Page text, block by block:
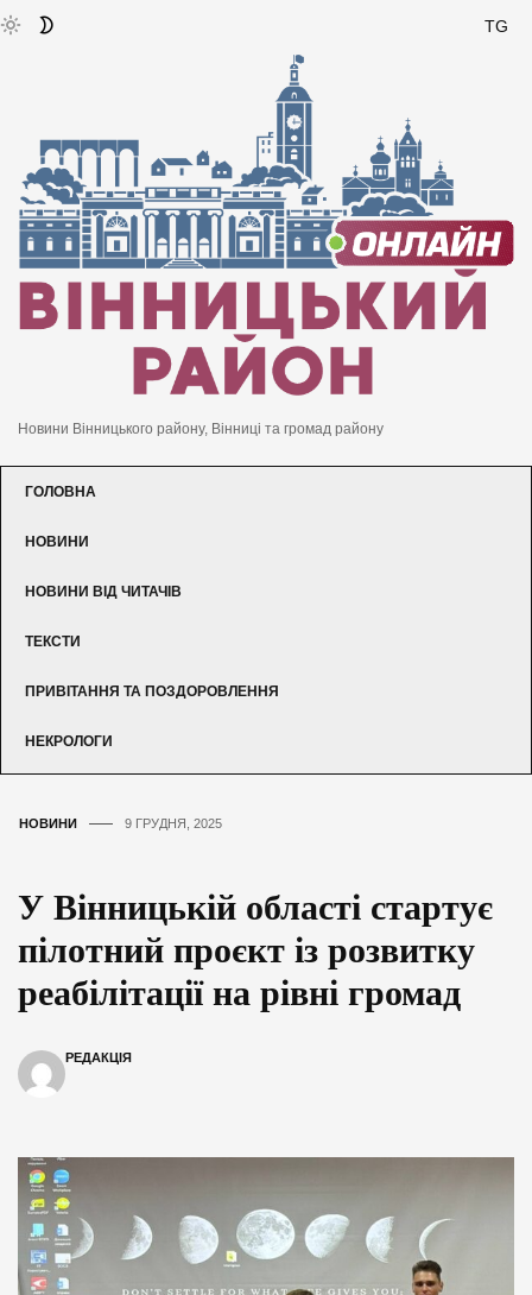
TG
Новини Вінницького району, Вінниці та громад району
ГОЛОВНА
НОВИНИ
НОВИНИ ВІД ЧИТАЧІВ
ТЕКСТИ
ПРИВІТАННЯ ТА ПОЗДОРОВЛЕННЯ
НЕКРОЛОГИ
НОВИНИ 9 ГРУДНЯ, 2025
У Вінницькій області стартує
пілотний проєкт із розвитку
реабілітації на рівні громад
РЕДАКЦІЯ